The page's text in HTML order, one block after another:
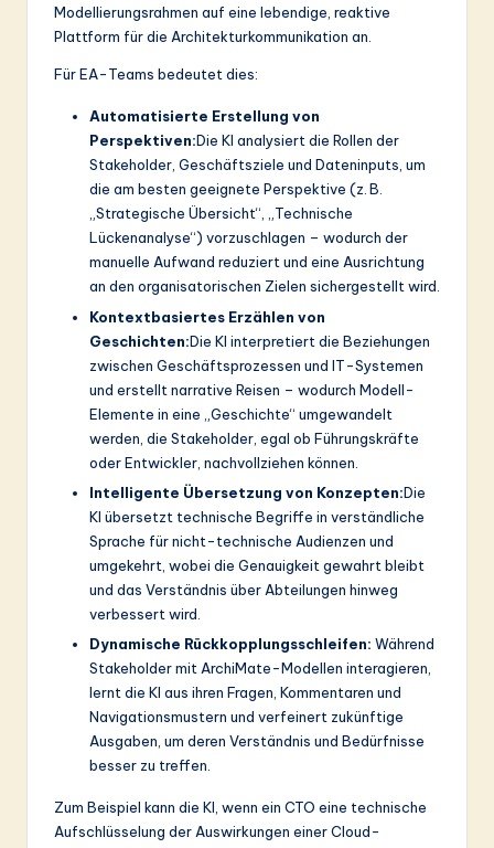
Modellierungsrahmen auf eine lebendige, reaktive
Plattform für die Architekturkommunikation an.
Für EA-Teams bedeutet dies:
Automatisierte Erstellung von
Perspektiven:Die KI analysiert die Rollen der
Stakeholder, Geschäftsziele und Dateninputs, um
die am besten geeignete Perspektive (z. B.
„Strategische Übersicht“, „Technische
Lückenanalyse“) vorzuschlagen – wodurch der
manuelle Aufwand reduziert und eine Ausrichtung
an den organisatorischen Zielen sichergestellt wird.
Kontextbasiertes Erzählen von
Geschichten:Die KI interpretiert die Beziehungen
zwischen Geschäftsprozessen und IT-Systemen
und erstellt narrative Reisen – wodurch Modell-
Elemente in eine „Geschichte“ umgewandelt
werden, die Stakeholder, egal ob Führungskräfte
oder Entwickler, nachvollziehen können.
Intelligente Übersetzung von Konzepten:Die
KI übersetzt technische Begriffe in verständliche
Sprache für nicht-technische Audienzen und
umgekehrt, wobei die Genauigkeit gewahrt bleibt
und das Verständnis über Abteilungen hinweg
verbessert wird.
Dynamische Rückkopplungsschleifen: Während
Stakeholder mit ArchiMate-Modellen interagieren,
lernt die KI aus ihren Fragen, Kommentaren und
Navigationsmustern und verfeinert zukünftige
Ausgaben, um deren Verständnis und Bedürfnisse
besser zu treffen.
Zum Beispiel kann die KI, wenn ein CTO eine technische
Aufschlüsselung der Auswirkungen einer Cloud-